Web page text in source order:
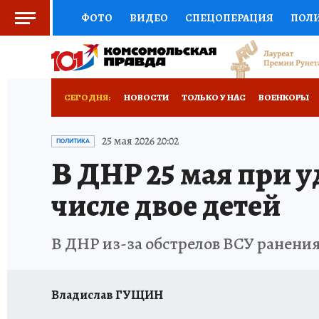
ФОТО ВИДЕО СПЕЦОПЕРАЦИЯ
СОЦПОДДЕРЖКА НАУКА СПОРТ
РАДИО КП
СЕГОДНЯ: НОВОСТИ ТОЛЬКО У НАС ВОЕНКОРЫ
НОВОРОССИЯ
ПОЛИТИКА 25 мая 2026 20:02
В ДНР 25 мая при
числе двое детей
В ДНР из-за обстрелов ВСУ
Владислав ГУЩИН